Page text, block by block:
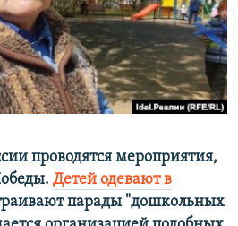
проводятся мероприятия,
Детей одевают в
парады "дошкольных